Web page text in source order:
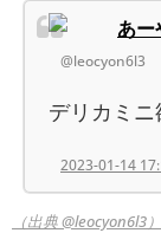
あ
@leocyon6l3
デリカミニ
2023-01-14
（出典 @leocyon6l3）